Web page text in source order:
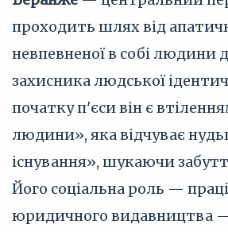
проходить шлях від
невпевненої в собі людини
захисника людської
початку п'єси він є
людини», яка відчуває
існування», шукаючи
Його соціальна роль —
юридичного видавництва